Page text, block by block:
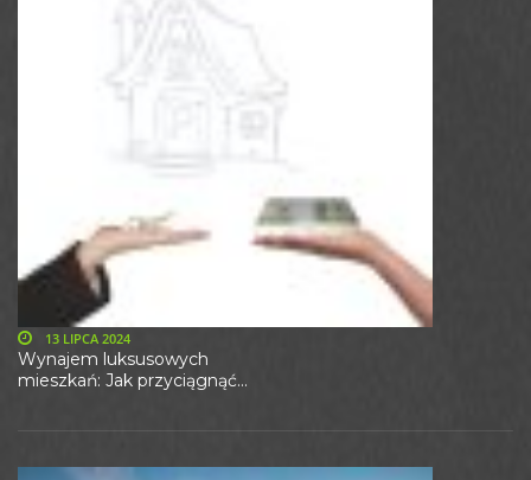
Wynajem luksusowych
mieszkań: Jak przyciągnąć...
13 LIPCA 2024